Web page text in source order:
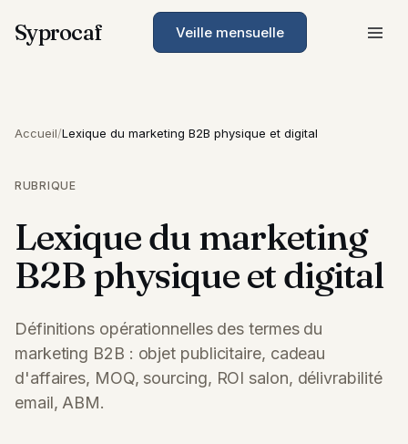
Syprocaf Veille mensuelle
Accueil/Lexique du marketing B2B physique et digital
RUBRIQUE
Lexique du marketing
B2B physique et digital
Définitions opérationnelles des termes du
marketing B2B : objet publicitaire, cadeau
d'affaires, MOQ, sourcing, ROI salon, délivrabilité
email, ABM.